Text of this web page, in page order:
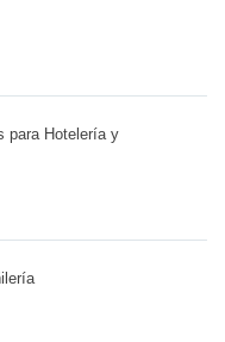
para Hotelería y